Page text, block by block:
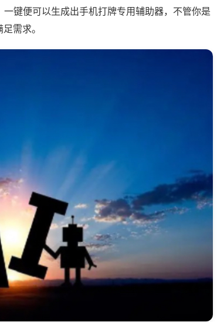
键便可以生成出手机打牌专用辅助器，不管你是
需求。